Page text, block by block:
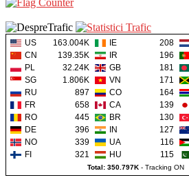
US 163.004K IE 208
CN
139.35K IR 196
PL
32.24K GB 181
SG
1.806K VN 171
RU
897 CO 164
FR
658 CA 139
RO
445 BR 130
DE
396 IN 127
NO
339 UA 116
FI
321 HU 115
Total: 350.797K - Tracking ON